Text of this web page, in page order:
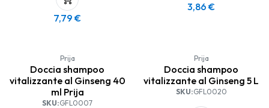
7,79 €
3,86 €
Prija
Doccia shampoo
vitalizzante al Ginseng 40
ml Prija
SKU:GFL0007
Prija
Doccia shampoo
vitalizzante al Ginseng 5 L
SKU:GFL0020